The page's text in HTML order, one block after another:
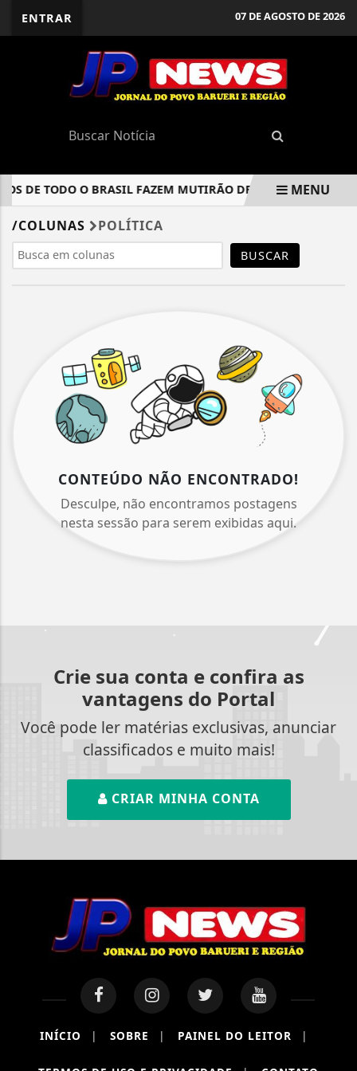
ENTRAR 07 DE AGOSTO DE 2026
DE TODO O BRASIL FAZEM MUTIRÃO DE REGISTRO CIVIL
EM ALTA
MENU
/COLUNAS POLÍTICA
BUSCAR
CONTEÚDO NÃO ENCONTRADO!
Desculpe, não encontramos postagens
nesta sessão para serem exibidas aqui.
Crie sua conta e confira as
vantagens do Portal
Você pode ler matérias exclusivas, anunciar
classificados e muito mais!
CRIAR MINHA CONTA
INÍCIO | SOBRE | PAINEL DO LEITOR |